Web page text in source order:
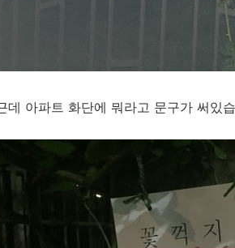
데 아파트 화단에 뭐라고 문구가 써있